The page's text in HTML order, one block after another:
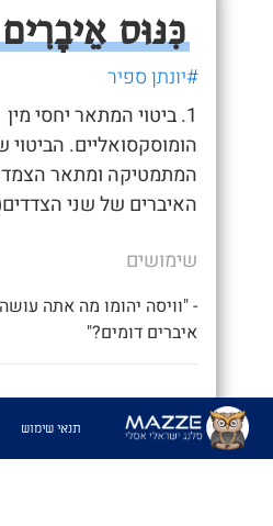
כִּנּוּס
#יונתן ספיר
1. ביטוי המתאר יחסי מין
הומוסקסואליים.
המתמטיקה ומתאר
האיברים של שני
שימושים
- "וויסה יהומו מה אתה
איברים דומים?"
תנאי שימוש